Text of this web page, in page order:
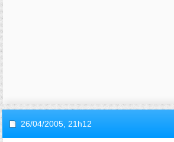
26/04/2005, 21h12